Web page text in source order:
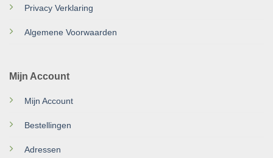
Privacy Verklaring
Algemene Voorwaarden
Mijn Account
Mijn Account
Bestellingen
Adressen